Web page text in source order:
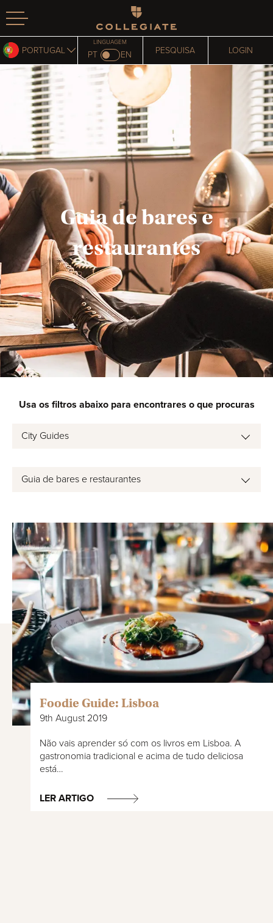
Homepage
PORTUGAL PT
LINGUAGEM
EN PESQUISA LOGIN
Guia de bares e
restaurantes
Usa os filtros abaixo para encontrares o que procuras
Foodie Guide: Lisboa
9th August 2019
Não vais aprender só com os livros em Lisboa. A
gastronomia tradicional e acima de tudo deliciosa
está…
LER ARTIGO